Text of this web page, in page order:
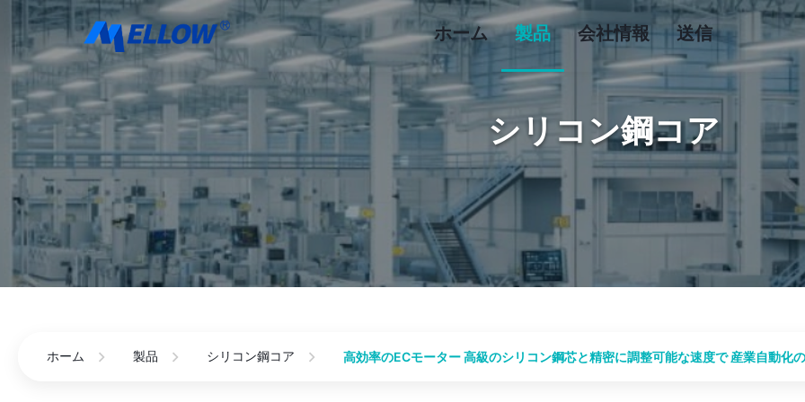
ホーム 製品 会社情報 送信
シリコン鋼コア
ホーム 製品 シリコン鋼コア 高効率のECモーター 高級のシリコン鋼芯と精密に調整可能な速度で 産業自動化